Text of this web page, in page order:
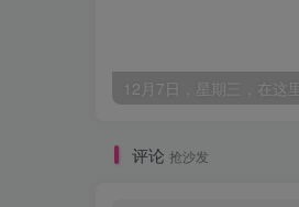
评论 抢沙发